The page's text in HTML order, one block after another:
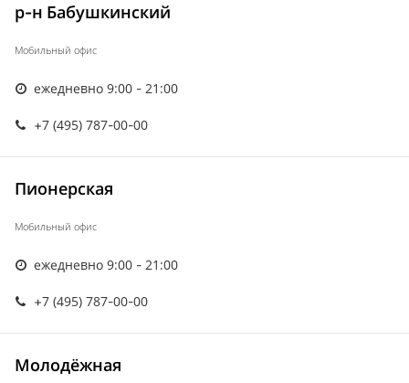
р-н Бабушкинский
Мобильный офис
ежедневно 9:00 - 21:00
+7 (495) 787-00-00
Пионерская
Мобильный офис
ежедневно 9:00 - 21:00
+7 (495) 787-00-00
Молодёжная